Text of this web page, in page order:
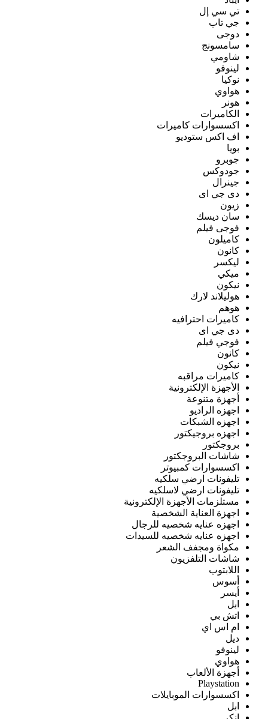
تي سي إل
جي تاب
دوجى
سامسونج
شاومي
لينوفو
نوكيا
هواوي
هونر
الكاميرات
اكسسوارات كاميرات
اف اكس ستوديو
بويا
جوبرو
جودوكس
جينرال
دى جي اى
زيون
سان ديسك
فوجى فيلم
كاميلون
كانون
ليكسر
ميكي
نيكون
هوليلاند لارك
هوهم
كاميرات احترافيه
دى جي اى
فوجي فيلم
كانون
نيكون
كاميرات مراقبه
الأجهزة الإلكترونية
أجهزة متنوعة
اجهزه الراديو
اجهزه الشبكات
اجهزه بروجيكتور
بروجكتور
شاشات البروجكتور
اكسسوارات كمبيوتر
تليفونات ارضي سلكيه
تليفونات ارضي لاسلكيه
مستلزمات الأجهزة الإلكترونية
اجهزة العناية الشخصية
اجهزه عنايه شخصيه للرجال
اجهزه عنايه شخصيه للسيدات
مكواة ومجفف الشعر
شاشات التلفزيون
اللابتوب
أسوس
أيسر
ابل
اتش بي
ام اس اي
ديل
لينوفو
هواوي
أجهزة الألعاب
Playstation
اكسسوارات الموبايلات
ابل